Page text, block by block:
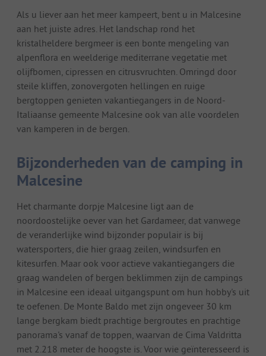
Als u liever aan het meer kampeert, bent u in Malcesine
aan het juiste adres. Het landschap rond het
kristalheldere bergmeer is een bonte mengeling van
alpenflora en weelderige mediterrane vegetatie met
olijfbomen, cipressen en citrusvruchten. Omringd door
steile kliffen, zonovergoten hellingen en ruige
bergtoppen genieten vakantiegangers in de Noord-
Italiaanse gemeente Malcesine ook van alle voordelen
van kamperen in de bergen.
Bijzonderheden van de camping in
Malcesine
Het charmante dorpje Malcesine ligt aan de
noordoostelijke oever van het Gardameer, dat vanwege
de veranderlijke wind bijzonder populair is bij
watersporters, die hier graag zeilen, windsurfen en
kitesurfen. Maar ook voor actieve vakantiegangers die
graag wandelen of bergen beklimmen zijn de campings
in Malcesine een ideaal uitgangspunt om hun hobby's uit
te oefenen. De Monte Baldo met zijn ongeveer 30 km
lange bergkam biedt prachtige bergroutes en prachtige
panorama's vanaf de toppen, waarvan de Cima Valdritta
met 2.218 meter de hoogste is. Voor wie geïnteresseerd is